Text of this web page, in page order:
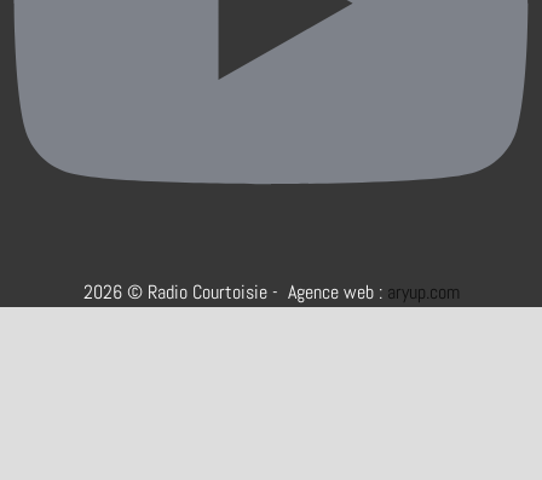
2026 © Radio Courtoisie - Agence web : aryup.com